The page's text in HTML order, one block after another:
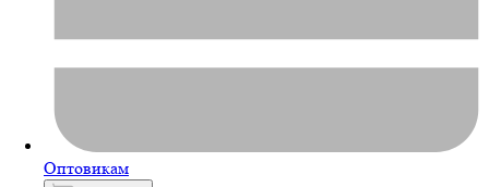
Оптовикам